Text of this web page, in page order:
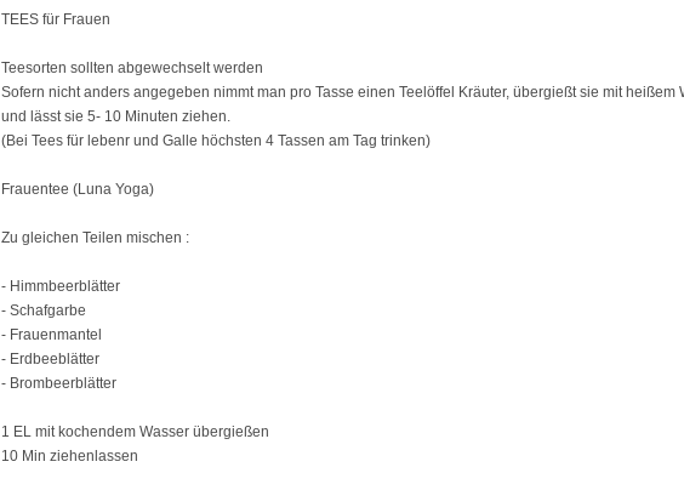
TEES für Frauen
Teesorten sollten abgewechselt werden
Sofern nicht anders angegeben nimmt man pro Tasse einen Teelöffel Kräuter, übergießt sie mit heißem
und lässt sie 5- 10 Minuten ziehen.
(Bei Tees für lebenr und Galle höchsten 4 Tassen am Tag trinken)
Frauentee (Luna Yoga)
Zu gleichen Teilen mischen :
- Himmbeerblätter
- Schafgarbe
- Frauenmantel
- Erdbeeblätter
- Brombeerblätter
1 EL mit kochendem Wasser übergießen
10 Min ziehenlassen